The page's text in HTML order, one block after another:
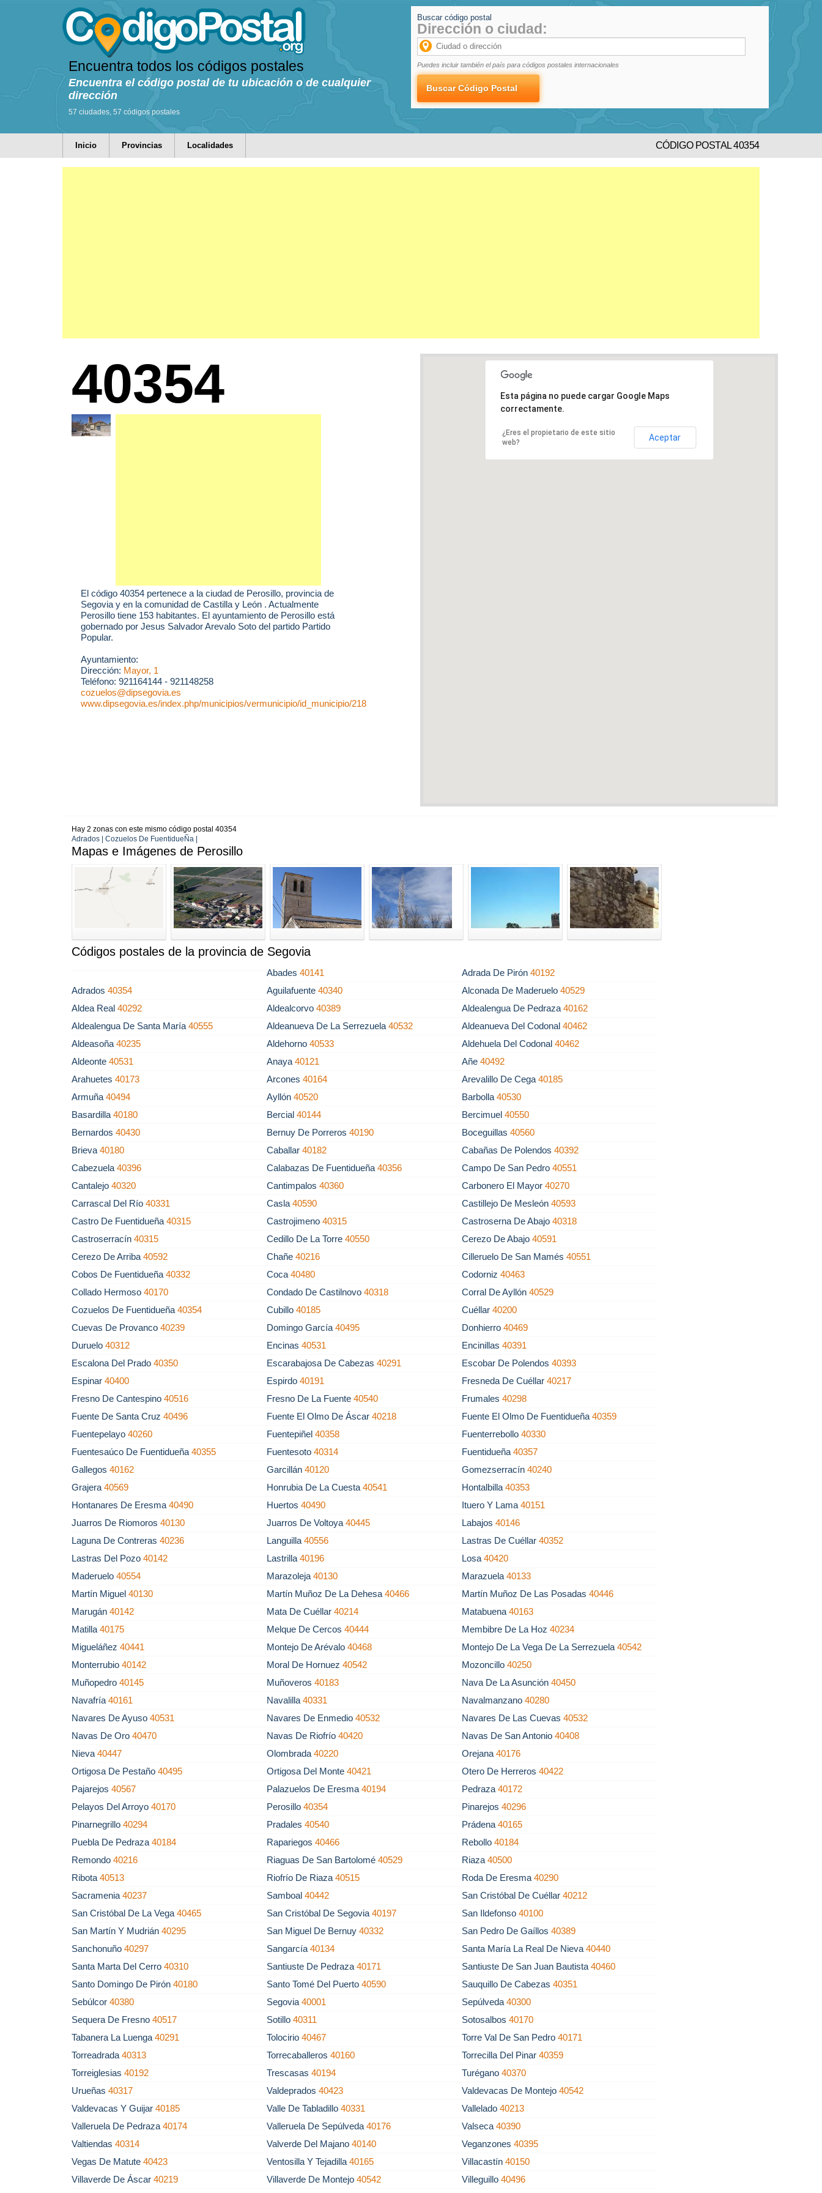
Encuentra todos los códigos postales
Encuentra el código postal de tu ubicación o de cualquier
dirección
57 ciudades, 57 códigos postales
Buscar código postal
Dirección o ciudad:
Puedes incluir también el país para códigos postales internacionales
Inicio Provincias Localidades CÓDIGO POSTAL 40354
40354
El código 40354 pertenece a la ciudad de Perosillo, provincia de
Segovia y en la comunidad de Castilla y León . Actualmente
Perosillo tiene 153 habitantes. El ayuntamiento de Perosillo está
gobernado por Jesus Salvador Arevalo Soto del partido Partido
Popular.
Ayuntamiento:
Dirección: Mayor, 1
Teléfono: 921164144 - 921148258
cozuelos@dipsegovia.es
www.dipsegovia.es/index.php/municipios/vermunicipio/id_municipio/218
Esta página no puede cargar Google Maps
correctamente.
¿Eres el propietario de este sitio
web?
Aceptar
Hay 2 zonas con este mismo código postal 40354
Adrados | Cozuelos De FuentidueÑa |
Mapas e Imágenes de Perosillo
Códigos postales de la provincia de Segovia
Abades40141 Adrada De Pirón40192
Adrados 40354 Aguilafuente40340 Alconada De Maderuelo40529
Aldea Real 40292 Aldealcorvo40389 Aldealengua De Pedraza40162
Aldealengua De Santa María 40555 Aldeanueva De La Serrezuela40532 Aldeanueva Del Codonal40462
Aldeasoña 40235 Aldehorno40533 Aldehuela Del Codonal40462
Aldeonte 40531 Anaya40121 Añe40492
Arahuetes 40173 Arcones40164 Arevalillo De Cega40185
Armuña 40494 Ayllón40520 Barbolla40530
Basardilla 40180 Bercial40144 Bercimuel40550
Bernardos 40430 Bernuy De Porreros40190 Boceguillas40560
Brieva 40180 Caballar40182 Cabañas De Polendos40392
Cabezuela 40396 Calabazas De Fuentidueña40356 Campo De San Pedro40551
Cantalejo 40320 Cantimpalos40360 Carbonero El Mayor40270
Carrascal Del Río 40331 Casla40590 Castillejo De Mesleón40593
Castro De Fuentidueña 40315 Castrojimeno40315 Castroserna De Abajo40318
Castroserracín 40315 Cedillo De La Torre40550 Cerezo De Abajo40591
Cerezo De Arriba 40592 Chañe40216 Cilleruelo De San Mamés40551
Cobos De Fuentidueña 40332 Coca40480 Codorniz40463
Collado Hermoso 40170 Condado De Castilnovo40318 Corral De Ayllón40529
Cozuelos De Fuentidueña 40354 Cubillo40185 Cuéllar40200
Cuevas De Provanco 40239 Domingo García40495 Donhierro40469
Duruelo 40312 Encinas40531 Encinillas40391
Escalona Del Prado 40350 Escarabajosa De Cabezas40291 Escobar De Polendos40393
Espinar 40400 Espirdo40191 Fresneda De Cuéllar40217
Fresno De Cantespino 40516 Fresno De La Fuente40540 Frumales40298
Fuente De Santa Cruz 40496 Fuente El Olmo De Áscar40218 Fuente El Olmo De Fuentidueña40359
Fuentepelayo 40260 Fuentepiñel40358 Fuenterrebollo40330
Fuentesaúco De Fuentidueña 40355 Fuentesoto40314 Fuentidueña40357
Gallegos 40162 Garcillán40120 Gomezserracín40240
Grajera 40569 Honrubia De La Cuesta40541 Hontalbilla40353
Hontanares De Eresma 40490 Huertos40490 Ituero Y Lama40151
Juarros De Riomoros 40130 Juarros De Voltoya40445 Labajos40146
Laguna De Contreras 40236 Languilla40556 Lastras De Cuéllar40352
Lastras Del Pozo 40142 Lastrilla40196 Losa40420
Maderuelo 40554 Marazoleja40130 Marazuela40133
Martín Miguel 40130 Martín Muñoz De La Dehesa40466 Martín Muñoz De Las Posadas40446
Marugán 40142 Mata De Cuéllar40214 Matabuena40163
Matilla 40175 Melque De Cercos40444 Membibre De La Hoz40234
Migueláñez 40441 Montejo De Arévalo40468 Montejo De La Vega De La Serrezuela40542
Monterrubio 40142 Moral De Hornuez40542 Mozoncillo40250
Muñopedro 40145 Muñoveros40183 Nava De La Asunción40450
Navafría 40161 Navalilla40331 Navalmanzano40280
Navares De Ayuso 40531 Navares De Enmedio40532 Navares De Las Cuevas40532
Navas De Oro 40470 Navas De Riofrío40420 Navas De San Antonio40408
Nieva 40447 Olombrada40220 Orejana40176
Ortigosa De Pestaño 40495 Ortigosa Del Monte40421 Otero De Herreros40422
Pajarejos 40567 Palazuelos De Eresma40194 Pedraza40172
Pelayos Del Arroyo 40170 Perosillo40354 Pinarejos40296
Pinarnegrillo 40294 Pradales40540 Prádena40165
Puebla De Pedraza 40184 Rapariegos40466 Rebollo40184
Remondo 40216 Riaguas De San Bartolomé40529 Riaza40500
Ribota 40513 Riofrío De Riaza40515 Roda De Eresma40290
Sacramenia 40237 Samboal40442 San Cristóbal De Cuéllar40212
San Cristóbal De La Vega 40465 San Cristóbal De Segovia40197 San Ildefonso40100
San Martín Y Mudrián 40295 San Miguel De Bernuy40332 San Pedro De Gaíllos40389
Sanchonuño 40297 Sangarcía40134 Santa María La Real De Nieva40440
Santa Marta Del Cerro 40310 Santiuste De Pedraza40171 Santiuste De San Juan Bautista40460
Santo Domingo De Pirón 40180 Santo Tomé Del Puerto40590 Sauquillo De Cabezas40351
Sebúlcor 40380 Segovia40001 Sepúlveda40300
Sequera De Fresno 40517 Sotillo40311 Sotosalbos40170
Tabanera La Luenga 40291 Tolocirio40467 Torre Val De San Pedro40171
Torreadrada 40313 Torrecaballeros40160 Torrecilla Del Pinar40359
Torreiglesias 40192 Trescasas40194 Turégano40370
Urueñas 40317 Valdeprados40423 Valdevacas De Montejo40542
Valdevacas Y Guijar 40185 Valle De Tabladillo40331 Vallelado40213
Valleruela De Pedraza 40174 Valleruela De Sepúlveda40176 Valseca40390
Valtiendas 40314 Valverde Del Majano40140 Veganzones40395
Vegas De Matute 40423 Ventosilla Y Tejadilla40165 Villacastín40150
Villaverde De Áscar 40219 Villaverde De Montejo40542 Villeguillo40496